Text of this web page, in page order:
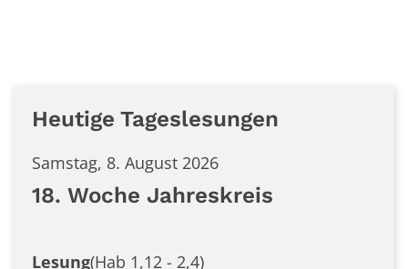
Heutige Tageslesungen
Samstag, 8. August 2026
18. Woche Jahreskreis
Lesung(Hab 1,12 - 2,4)